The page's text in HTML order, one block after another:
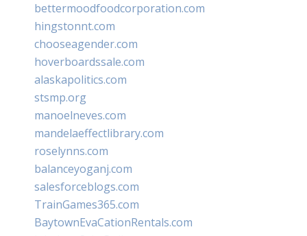
bettermoodfoodcorporation.com
hingstonnt.com
chooseagender.com
hoverboardssale.com
alaskapolitics.com
stsmp.org
manoelneves.com
mandelaeffectlibrary.com
roselynns.com
balanceyoganj.com
salesforceblogs.com
TrainGames365.com
BaytownEvaCationRentals.com